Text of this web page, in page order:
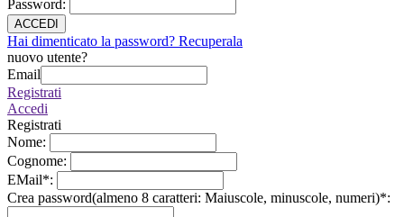
Password:
ACCEDI
Hai dimenticato la password? Recuperala
nuovo utente?
Email
Registrati
Accedi
Registrati
Nome:
Cognome:
EMail*:
Crea password(almeno 8 caratteri: Maiuscole, minuscole, numeri)*: